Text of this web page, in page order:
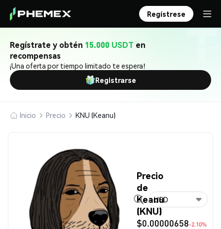
Regístrese
Regístrate y obtén 15.000 USDT en
recompensas
¡Una oferta por tiempo limitado te espera!
Registrarse
Inicio Precio KNU (Keanu)
Precio
de
Keanu
(KNU)
$0.00000658-2.10%
USD